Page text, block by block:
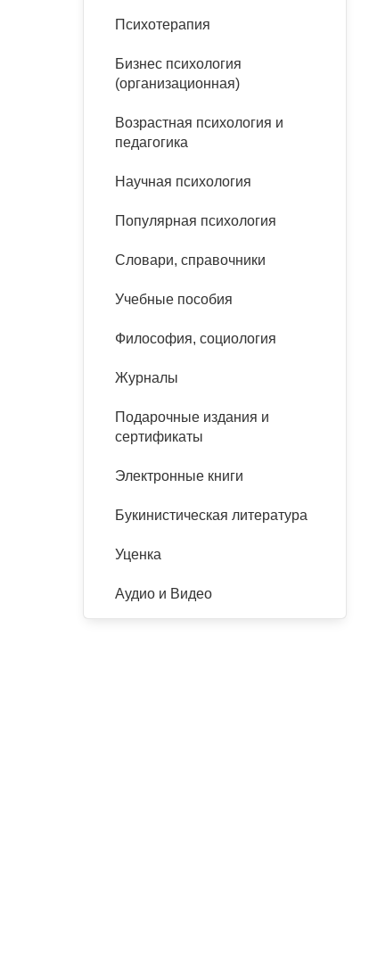
Расстройства пищевого
Тревожные расстройства,
Песочная терапия
Психодрама
Сказкотерапия
Другие направления
психотерапии
Классический, эриксоновский
Психология труда и
Психофизиология
Социальная психология
Социальная и
Учебная литература
Классический и юнгианский
Психотерапия
Бизнес психология
(организационная)
Возрастная психология и
педагогика
Научная психология
Популярная психология
Словари, справочники
Учебные пособия
Философия, социология
Журналы
Подарочные издания и
сертификаты
Электронные книги
Букинистическая литература
Уценка
Аудио и Видео